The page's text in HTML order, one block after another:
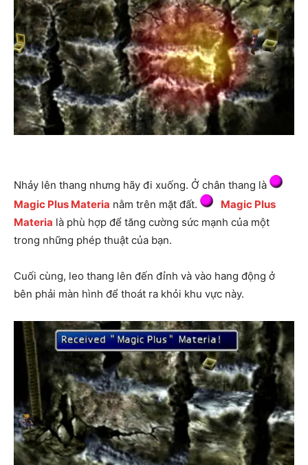
Nhảy lên thang nhưng hãy đi xuống. Ở chân thang là
Magic Plus Materia nằm trên mặt đất.
Magic Plus
Materia là phù hợp để tăng cường sức mạnh của một
trong những phép thuật của bạn.
Cuối cùng, leo thang lên đến đỉnh và vào hang động ở
bên phải màn hình để thoát ra khỏi khu vực này.